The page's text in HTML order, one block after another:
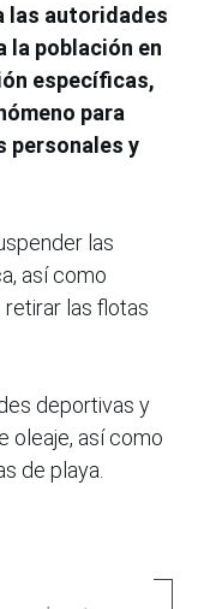
las autoridades
la población en
específicas,
para
personales y
las
así como
las flotas
deportivas y
oleaje, así como
de playa.